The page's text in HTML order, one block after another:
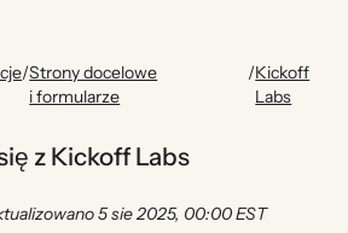
/Strony docelowe
i formularze
/Kickoff
Labs
z Kickoff Labs
5 sie 2025, 00:00 EST